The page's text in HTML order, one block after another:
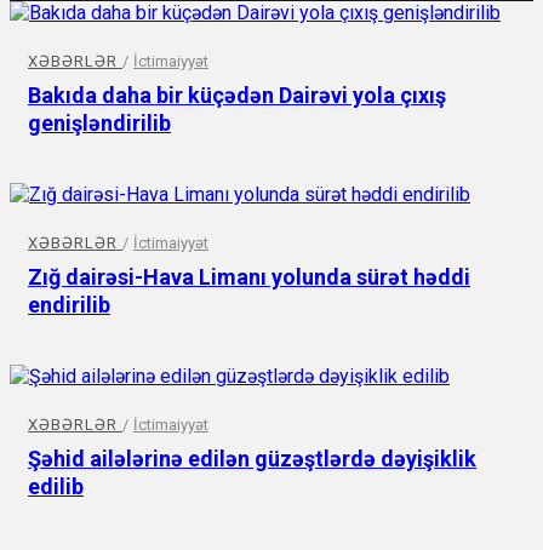
XƏBƏRLƏR / İctimaiyyət
Bakıda daha bir küçədən Dairəvi yola çıxış
genişləndirilib
XƏBƏRLƏR / İctimaiyyət
Zığ dairəsi-Hava Limanı yolunda sürət həddi
endirilib
XƏBƏRLƏR / İctimaiyyət
Şəhid ailələrinə edilən güzəştlərdə dəyişiklik
edilib